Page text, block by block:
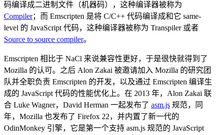
码编译成二进制文件（机器码），这种编译器被称为
Compiler；而 Emscripten 是将 C/C++ 代码编译成和它 same-
level 的 JavaScript 代码，这种编译器被称为 Transpiler 或者
Source to source compiler。
Emscripten 相比于 NaCl 来说兼容性更好，于是很快就得到了
Mozilla 的认可。之后 Alon Zakai 被邀请加入 Mozilla 的研究团
队并全职负责 Emscripten 的开发，以及通过 Emscripten 编译生
成的 JavaScript 代码的性能优化上。在 2013 年，Alon Zakai 联
合 Luke Wagner，David Herman 一起发布了 asm.js 规范，同
年，Mozilla 也发布了 Firefox 22，并内置了新一代的
OdinMonkey 引擎，它是第一个支持 asm.js 规范的 JavaScript